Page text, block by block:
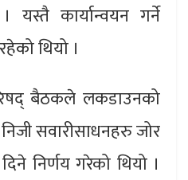
कार्यान्वयन गर्ने
थियो ।
बैठकले लकडाउनको
निजी सवारीसाधनहरु जोर
निर्णय गरेको थियो ।